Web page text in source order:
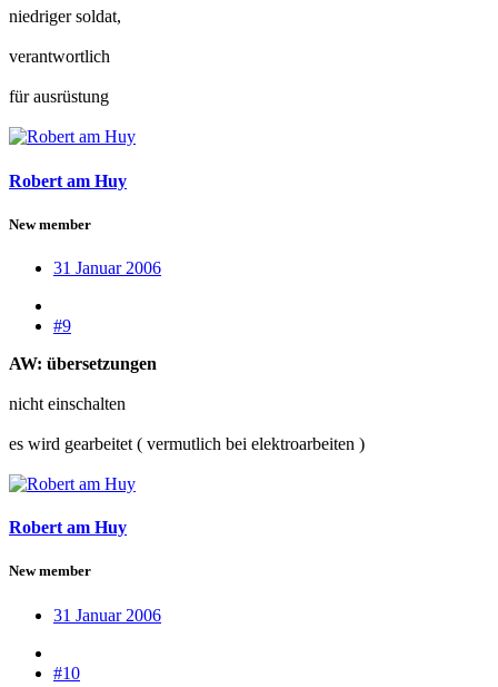
niedriger soldat,
verantwortlich
für ausrüstung
Robert am Huy
New member
31 Januar 2006
#9
AW: übersetzungen
nicht einschalten
es wird gearbeitet ( vermutlich bei elektroarbeiten )
Robert am Huy
New member
31 Januar 2006
#10